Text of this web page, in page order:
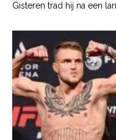
Gisteren trad hij na een